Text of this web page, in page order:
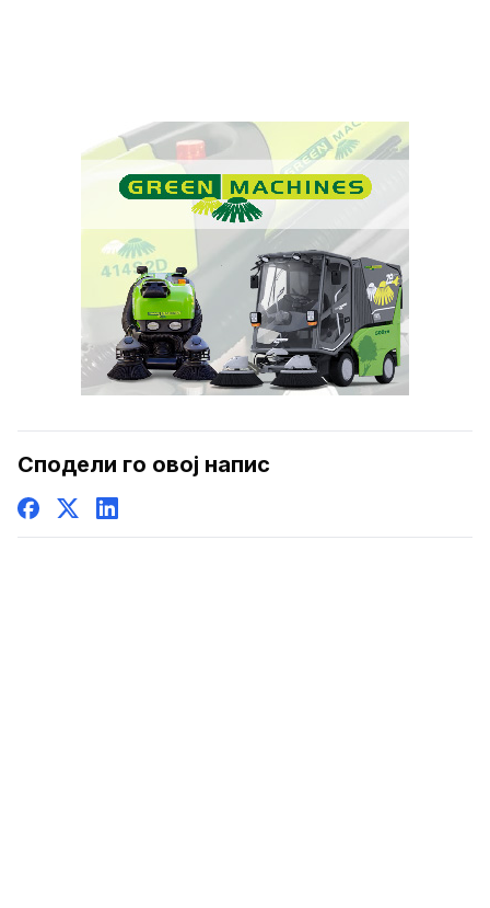
Сподели го овој напис